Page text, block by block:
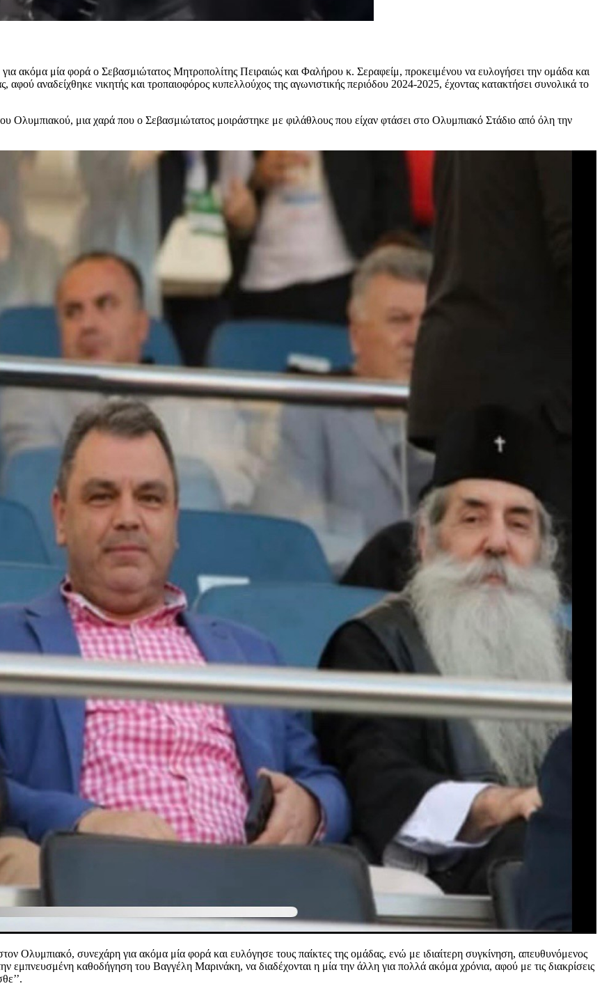
ακόμα μία φορά ο Σεβασμιώτατος Μητροπολίτης Πειραιώς και Φαλήρου κ. Σεραφείμ, προκειμένου να ευλογήσει την ομάδα και
αναδείχθηκε νικητής και τροπαιοφόρος κυπελλούχος της αγωνιστικής περιόδου 2024-2025, έχοντας κατακτήσει συνολικά το
Ολυμπιακού, μια χαρά που ο Σεβασμιώτατος μοιράστηκε με φιλάθλους που είχαν φτάσει στο Ολυμπιακό Στάδιο από όλη την
Ολυμπιακό, συνεχάρη για ακόμα μία φορά και ευλόγησε τους παίκτες της ομάδας, ενώ με ιδιαίτερη συγκίνηση, απευθυνόμενος
καθοδήγηση του Βαγγέλη Μαρινάκη, να διαδέχονται η μία την άλλη για πολλά ακόμα χρόνια, αφού με τις διακρίσεις